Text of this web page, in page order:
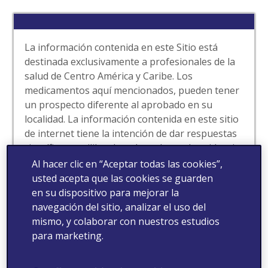
La información contenida en este Sitio está
destinada exclusivamente a profesionales de la
salud de Centro América y Caribe. Los
medicamentos aquí mencionados, pueden tener
un prospecto diferente al aprobado en su
localidad. La información contenida en este sitio
de internet tiene la intención de dar respuestas
científicas equilibradas y basadas en la evidencia
a las solicitudes espontáneas de los
profesionales de la salud. Este sitio puede
contener información de nuestros productos
que no ha sido aprobada por la autoridad de
salud de su localidad. Para obtener información
completa de nuestros medicamentos tales como
Al hacer clic en “Aceptar todas las cookies”,
usted acepta que las cookies se guarden
en su dispositivo para mejorar la
navegación del sitio, analizar el uso del
mismo, y colaborar con nuestros estudios
para marketing.